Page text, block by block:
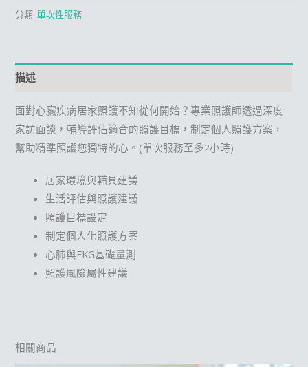
分類:單次性服務
描述
面對心臟疾病居家照護不知從何開始？專業照護師透過深度
家訪面談，輔導評估適合的照護目標，制定個人照護方案，
幫助精準照護您獨特的心。(單次服務至多2小時)
居家環境與輔具建議
生活評估與照護建議
照護目標設定
制定個人化照護方案
心肺與EKG基礎量測
照護風險屬性建議
相關商品